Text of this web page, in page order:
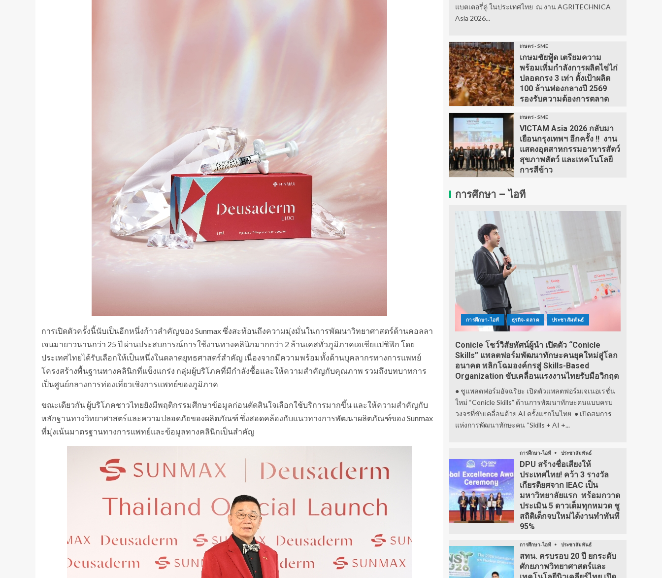
การเปิดตัวครั้งนี้นับเป็นอีกหนึ่งก้าวสำคัญของ Sunmax ซึ่งสะท้อนถึงความมุ่งมั่นในการพัฒนาวิทยาศาสตร์ด้านคอลลา
เจนมายาวนานกว่า 25 ปี ผ่านประสบการณ์การใช้งานทางคลินิกมากกว่า 2 ล้านเคสทั่วภูมิภาคเอเชียแปซิฟิก โดย
ประเทศไทยได้รับเลือกให้เป็นหนึ่งในตลาดยุทธศาสตร์สำคัญ เนื่องจากมีความพร้อมทั้งด้านบุคลากรทางการแพทย์
โครงสร้างพื้นฐานทางคลินิกที่แข็งแกร่ง กลุ่มผู้บริโภคที่มีกำลังซื้อและให้ความสำคัญกับคุณภาพ รวมถึงบทบาทการ
เป็นศูนย์กลางการท่องเที่ยวเชิงการแพทย์ของภูมิภาค
ขณะเดียวกัน ผู้บริโภคชาวไทยยังมีพฤติกรรมศึกษาข้อมูลก่อนตัดสินใจเลือกใช้บริการมากขึ้น และให้ความสำคัญกับ
หลักฐานทางวิทยาศาสตร์และความปลอดภัยของผลิตภัณฑ์ ซึ่งสอดคล้องกับแนวทางการพัฒนาผลิตภัณฑ์ของ Sunmax
ที่มุ่งเน้นมาตรฐานทางการแพทย์และข้อมูลทางคลินิกเป็นสำคัญ
แบตเตอรี่คู่ ในประเทศไทย ณ งาน AGRITECHNICA
Asia 2026...
เกษตร - SME
เกษมชัยฟู้ด เตรียมความ
พร้อมเพิ่มกำลังการผลิตไข่ไก่
ปลอดกรง 3 เท่า ตั้งเป้าผลิต
100 ล้านฟองกลางปี 2569
รองรับความต้องการตลาด
เกษตร - SME
VICTAM Asia 2026 กลับมา
เยือนกรุงเทพฯ อีกครั้ง !! งาน
แสดงอุตสาหกรรมอาหารสัตว์
สุขภาพสัตว์ และเทคโนโลยี
การสีข้าว
การศึกษา – ไอที
การศึกษา-ไอที ธุรกิจ-ตลาด ประชาสัมพันธ์
Conicle โชว์วิสัยทัศน์ผู้นำ เปิดตัว “Conicle
Skills” แพลตฟอร์มพัฒนาทักษะคนยุคใหม่สู่โลก
อนาคต พลิกโฉมองค์กรสู่ Skills-Based
Organization ขับเคลื่อนแรงงานไทยรับมือวิกฤต
● ชูแพลตฟอร์มอัจฉริยะ เปิดตัวแพลตฟอร์มเจเนอเรชั่น
ใหม่ “Conicle Skills” ด้านการพัฒนาทักษะคนแบบครบ
วงจรที่ขับเคลื่อนด้วย AI ครั้งแรกในไทย ● เปิดสมการ
แห่งการพัฒนาทักษะคน “Skills + AI +...
การศึกษา-ไอที ประชาสัมพันธ์
DPU สร้างชื่อเสียงให้
ประเทศไทย! คว้า 3 รางวัล
เกียรติยศจาก IEAC เป็น
มหาวิทยาลัยแรก พร้อมกวาด
ประเมิน 5 ดาวเต็มทุกหมวด ชู
สถิติเด็กจบใหม่ได้งานทำทันที
95%
การศึกษา-ไอที ประชาสัมพันธ์
สทน. ครบรอบ 20 ปี ยกระดับ
ศักยภาพวิทยาศาสตร์และ